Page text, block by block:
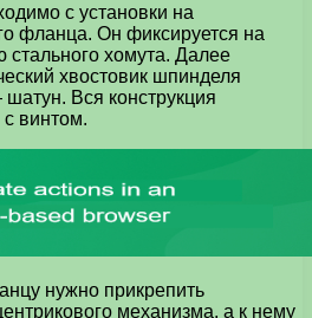
с установки на
фланца. Он фиксируется на
хомута. Далее
хвостовик шпинделя
Вся конструкция
с винтом.
нужно прикрепить
механизма, а к нему